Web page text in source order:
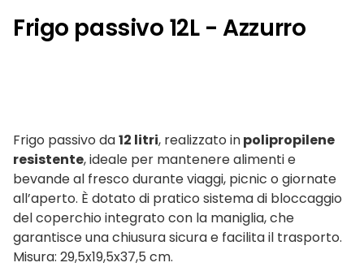
Frigo passivo 12L - Azzurro
Frigo passivo da12 litri, realizzato inpolipropilene
resistente, ideale per mantenere alimenti e
bevande al fresco durante viaggi, picnic o giornate
all’aperto. È dotato di pratico sistema di bloccaggio
del coperchio integrato con la maniglia, che
garantisce una chiusura sicura e facilita il trasporto.
Misura: 29,5x19,5x37,5 cm.